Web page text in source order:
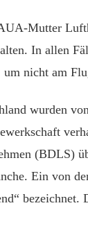
Mutter
In allen
nicht am
wurden
(BDLS)
Ein von